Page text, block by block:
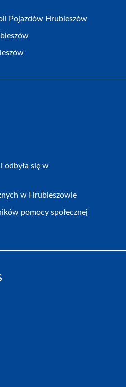
Pojazdów Hrubieszów
odbyła się w
w Hrubieszowie
pomocy społecznej